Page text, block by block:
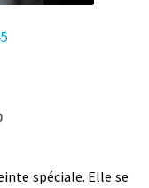
spéciale. Elle se